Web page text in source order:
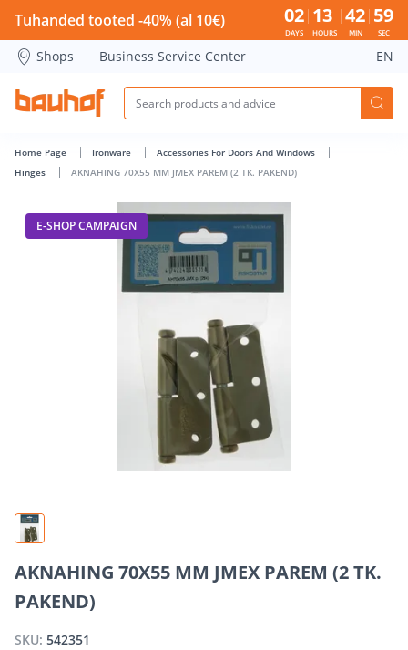
AKNAHING 70X55 MM JMEX PAREM (2 TK. PAKEND) -
Tuhanded tooted -40% (al 10€) 02
DAYS
13
HOURS
42
MIN
59
SEC
Shops Business Service Center EN
Home Page Ironware
Accessories For Doors And Windows
Hinges
AKNAHING 70X55 MM JMEX PAREM (2 TK. PAKEND)
E-SHOP CAMPAIGN
AKNAHING 70X55 MM JMEX PAREM (2 TK.
PAKEND)
SKU: 542351